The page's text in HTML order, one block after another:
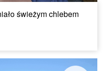
świeżym chlebem